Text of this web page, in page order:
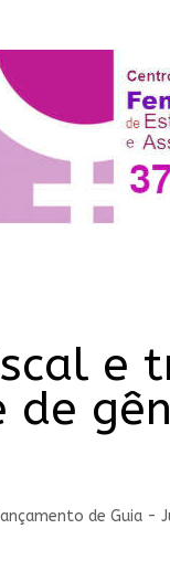
e
de
e lançamento de